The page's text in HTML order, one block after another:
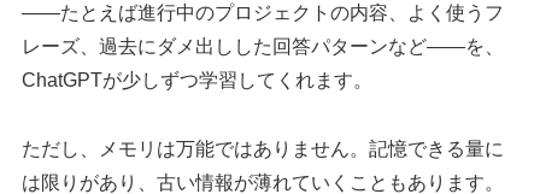
——たとえば進行中のプロジェクトの内容、よく使うフ
レーズ、過去にダメ出しした回答パターンなど——を、
ChatGPTが少しずつ学習してくれます。
ただし、メモリは万能ではありません。記憶できる量に
は限りがあり、古い情報が薄れていくこともあります。